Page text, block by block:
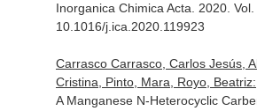
Inorganica Chimica Acta . 2020. Vol.
10.1016/j.ica.2020.119923
Carrasco Carrasco, Carlos Jesús,
Cristina, Pinto, Mara, Royo, Beatriz:
A Manganese N-Heterocyclic